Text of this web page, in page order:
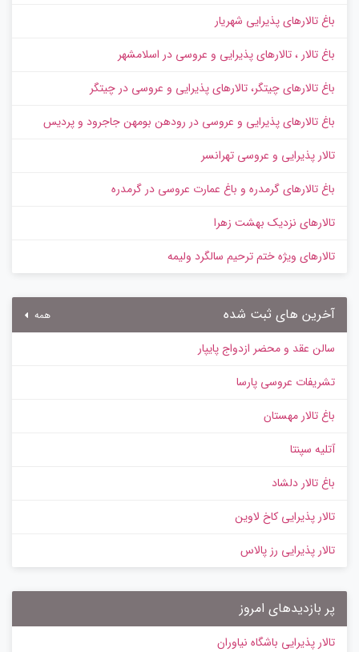
باغ تالارهای پذیرایی شهریار
باغ تالار ، تالارهای پذیرایی و عروسی در اسلامشهر
باغ تالارهای چیتگر، تالارهای پذیرایی و عروسی در چیتگر
باغ تالارهای پذیرایی و عروسی در رودهن بومهن جاجرود و پردیس
تالار پذیرایی و عروسی تهرانسر
باغ تالارهای گرمدره و باغ عمارت عروسی در گرمدره
تالارهای نزدیک بهشت زهرا
تالارهای ویژه ختم ترحیم سالگرد ولیمه
آخرین های ثبت شده همه
سالن عقد و محضر ازدواج پایپار
تشریفات عروسی پارسا
باغ تالار مهستان
آتلیه سپنتا
باغ تالار دلشاد
تالار پذیرایی کاخ لاوین
تالار پذیرایی رز پالاس
پر بازدیدهای امروز
تالار پذیرایی باشگاه نیاوران